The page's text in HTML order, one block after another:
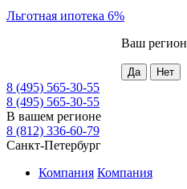
Льготная ипотека 6%
Ваш регион
8 (495) 565-30-55
8 (495) 565-30-55
В вашем регионе
8 (812) 336-60-79
Санкт-Петербург
Компания Компания